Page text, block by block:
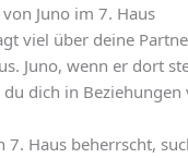
Juno im 7. Haus
viel über deine
Juno, wenn er dort
dich in Beziehungen
7. Haus beherrscht,